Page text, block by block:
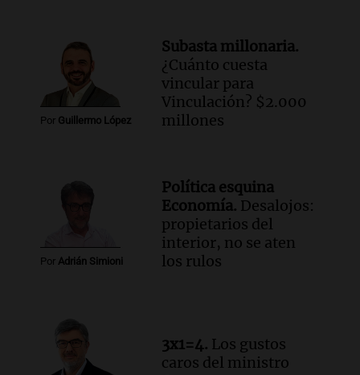
Audio. Murió Jorge Messi
Una mañana para todos
Episodios
Audio.Mateo, a los 25 años, lucha
Episodios
Audio.
Estiman que la inflación nacional
de julio será menor al 2,9% registrado
en CABA
Una mañana para todos
cabra que llevaba ocho días atrapada en
un precipicio
Una mañana para todos
Por Guillermo López
Subasta millonaria.
¿Cuánto cuesta
vincular para
Vinculación? $2.000
millones
Por Adrián Simioni
Política esquina
Economía. Desalojos:
propietarios del
interior, no se aten
los rulos
3x1=4. Los gustos
caros del ministro